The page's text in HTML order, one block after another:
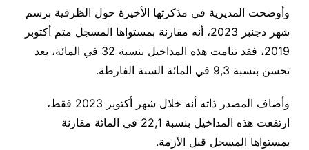
وأوضحت المديرية في مذكرتها الأخيرة حول الظرفية برسم
شهر دجنبر 2023، أنه مقارنة بمستواها المسجل متم أكتوبر
2019، فقد تنامت هذه المداخيل بنسبة 32 في المائة، بعد
تحسن بنسبة 9,3 في المائة السنة الفارطة.
وأضاف المصدر ذاته أنه خلال شهر أكتوبر 2023 فقط،
ارتفعت هذه المداخيل بنسبة 22,1 في المائة مقارنة
بمستواها المسجل قبل الأزمة.